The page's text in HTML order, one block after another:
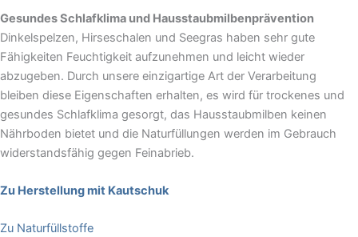
Gesundes Schlafklima und Hausstaubmilbenprävention
Dinkelspelzen, Hirseschalen und Seegras haben sehr gute
Fähigkeiten Feuchtigkeit aufzunehmen und leicht wieder
abzugeben. Durch unsere einzigartige Art der Verarbeitung
bleiben diese Eigenschaften erhalten, es wird für trockenes und
gesundes Schlafklima gesorgt, das Hausstaubmilben keinen
Nährboden bietet und die Naturfüllungen werden im Gebrauch
widerstandsfähig gegen Feinabrieb.
Zu Herstellung mit Kautschuk
Zu Naturfüllstoffe